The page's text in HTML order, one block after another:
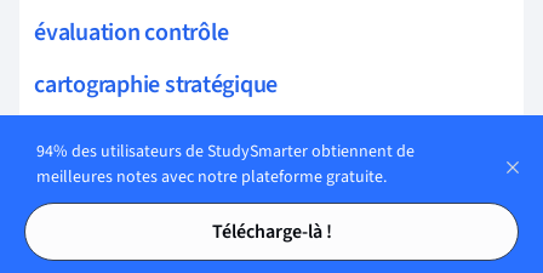
Tables des matières
Tables des matières
évaluation contrôle
cartographie stratégique
techniques audit
audit financier
94% des utilisateurs de StudySmarter obtiennent de
meilleures notes avec notre plateforme gratuite.
Télécharge-là !